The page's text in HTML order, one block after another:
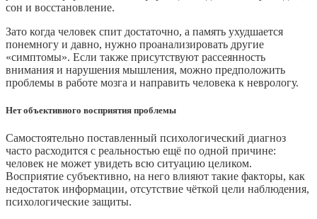
сон и восстановление.
Зато когда человек спит достаточно, а память ухудшается
понемногу и давно, нужно проанализировать другие
«симптомы». Если также присутствуют рассеянность
внимания и нарушения мышления, можно предположить
проблемы в работе мозга и направить человека к неврологу.
Нет объективного восприятия проблемы
Самостоятельно поставленный психологический диагноз
часто расходится с реальностью ещё по одной причине:
человек не может увидеть всю ситуацию целиком.
Восприятие субъективно, на него влияют такие факторы, как
недостаток информации, отсутствие чёткой цели наблюдения,
психологические защиты.